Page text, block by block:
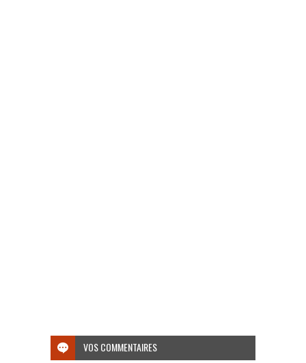
VOS COMMENTAIRES